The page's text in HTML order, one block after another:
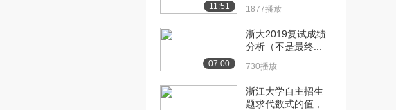
[16] 浙江大学公开课：表
07:48
[17] 浙江大学公开课：运
算符优先级
10:56
11:51 1877播放
07:00
浙大2019复试成绩
分析（不是最终...
730播放
浙江大学自主招生
题求代数式的值，